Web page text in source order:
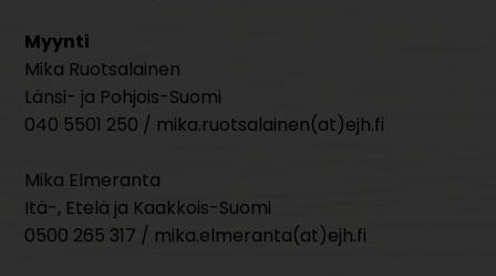
Myynti
Mika Ruotsalainen
Länsi- ja Pohjois-Suomi
040 5501 250 / mika.ruotsalainen(at)ejh.fi
Mika Elmeranta
Itä-, Etelä ja Kaakkois-Suomi
0500 265 317 / mika.elmeranta(at)ejh.fi